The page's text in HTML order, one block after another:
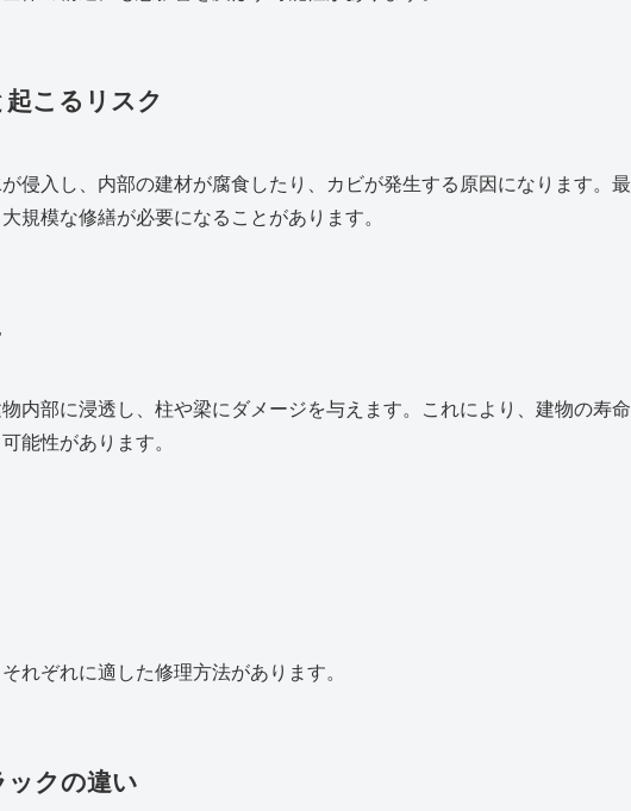
こるリスク
侵入し、内部の建材が腐食したり、カビが発生する原因になります。最
規模な修繕が必要になることがあります。
内部に浸透し、柱や梁にダメージを与えます。これにより、建物の寿命
能性があります。
れぞれに適した修理方法があります。
ックの違い